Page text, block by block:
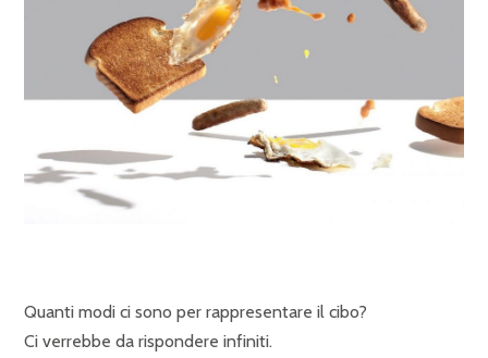
Quanti modi ci sono per rappresentare il cibo?
Ci verrebbe da rispondere infiniti.